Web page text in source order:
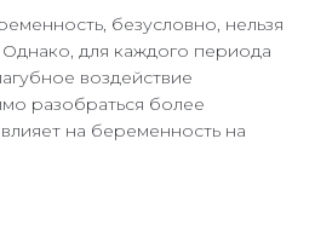
безусловно, нельзя
для каждого периода
воздействие
разобраться более
на беременность на